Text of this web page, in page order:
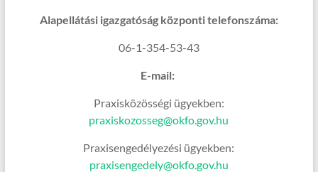
Alapellátási igazgatóság központi telefonszáma:
06-1-354-53-43
E-mail:
Praxisközösségi ügyekben:
praxiskozosseg@okfo.gov.hu
Praxisengedélyezési ügyekben:
praxisengedely@okfo.gov.hu